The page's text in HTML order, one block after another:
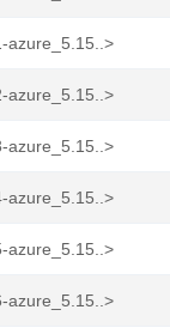
azure_5.15..>
azure_5.15..>
azure_5.15..>
azure_5.15..>
azure_5.15..>
azure_5.15..>